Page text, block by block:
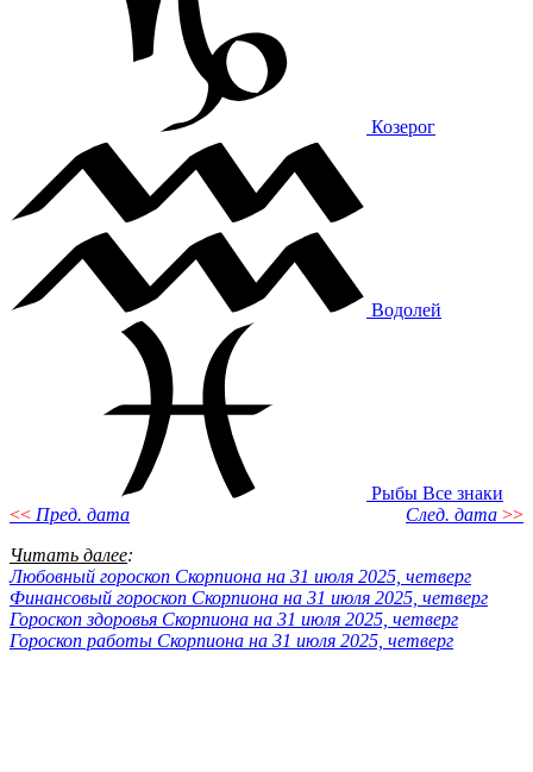
Козерог
Водолей
Рыбы Все знаки
<< Пред. дата След. дата >>
Читать далее:
Любовный гороскоп Скорпиона на 31 июля 2025, четверг
Финансовый гороскоп Скорпиона на 31 июля 2025, четверг
Гороскоп здоровья Скорпиона на 31 июля 2025, четверг
Гороскоп работы Скорпиона на 31 июля 2025, четверг